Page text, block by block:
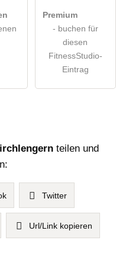
Premium
- buchen für
diesen
FitnessStudio-
Eintrag
teilen und
Twitter
Url/Link kopieren